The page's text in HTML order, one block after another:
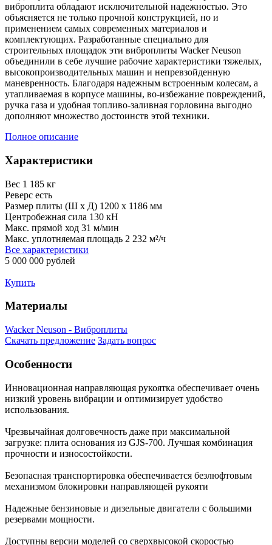
виброплита обладают исключительной надежностью. Это
объясняется не только прочной конструкцией, но и
применением самых современных материалов и
комплектующих. Разработанные специально для
строительных площадок эти виброплиты Wacker Neuson
объединили в себе лучшие рабочие характеристики тяжелых,
высокопроизводительных машин и непревзойденную
маневренность. Благодаря надежным встроенным колесам, а
утапливаемая в корпусе машины, во-избежание повреждений,
ручка газа и удобная топливо-заливная горловина выгодно
дополняют множество достоинств этой техники.
Полное описание
Характеристики
Вес 1 185 кг
Реверс есть
Размер плиты (Ш х Д) 1200 х 1186 мм
Центробежная сила 130 кН
Макс. прямой ход 31 м/мин
Макс. уплотняемая площадь 2 232 м²/ч
Все характеристики
5 000 000 рублей
Купить
Материалы
Wacker Neuson - Виброплиты
Скачать предложение Задать вопрос
Особенности
Инновационная направляющая рукоятка обеспечивает очень
низкий уровень вибрации и оптимизирует удобство
использования.
Чрезвычайная долговечность даже при максимальной
загрузке: плита основания из GJS-700. Лучшая комбинация
прочности и износостойкости.
Безопасная транспортировка обеспечивается безлюфтовым
механизмом блокировки направляющей рукояти
Надежные бензиновые и дизельные двигатели с большими
резервами мощности.
Доступны версии моделей со сверхвысокой скоростью